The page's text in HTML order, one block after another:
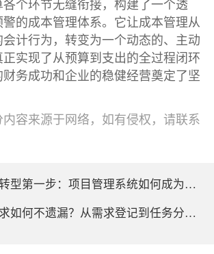
个环节无缝衔接，构建了一个透
的成本管理体系。它让成本管理从
计行为，转变为一个动态的、主动
实现了从预算到支出的全过程闭环
务成功和企业的稳健经营奠定了坚
容来源于网络，如有侵权，请联系
一步：项目管理系统如何成为企业管理升级的支点？
何不遗漏？从需求登记到任务分解的全过程跟踪